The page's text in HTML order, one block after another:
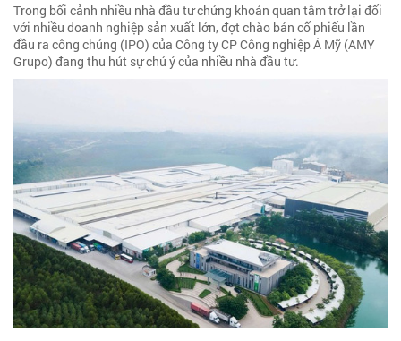
Trong bối cảnh nhiều nhà đầu tư chứng khoán quan tâm trở lại đối
với nhiều doanh nghiệp sản xuất lớn, đợt chào bán cổ phiếu lần
đầu ra công chúng (IPO) của Công ty CP Công nghiệp Á Mỹ (AMY
Grupo) đang thu hút sự chú ý của nhiều nhà đầu tư.